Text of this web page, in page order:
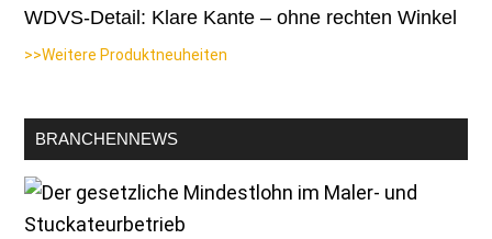
WDVS-Detail: Klare Kante – ohne rechten Winkel
>>Weitere Produktneuheiten
BRANCHENNEWS